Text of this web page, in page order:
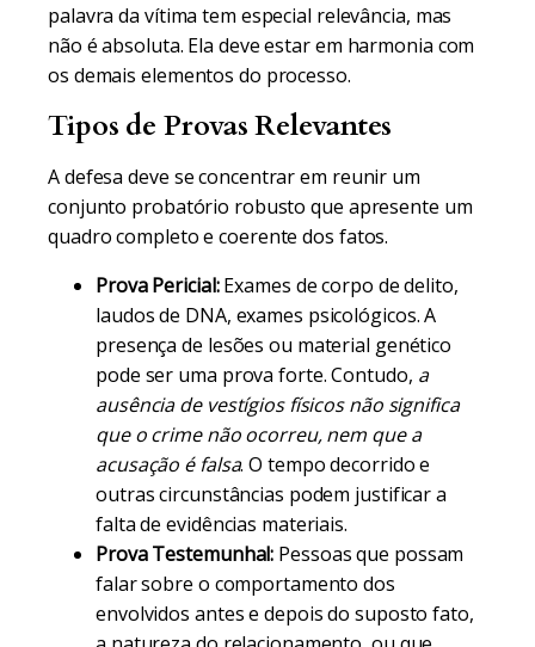
palavra da vítima tem especial relevância, mas
não é absoluta. Ela deve estar em harmonia com
os demais elementos do processo.
Tipos de Provas Relevantes
A defesa deve se concentrar em reunir um
conjunto probatório robusto que apresente um
quadro completo e coerente dos fatos.
Prova Pericial:Exames de corpo de delito,
laudos de DNA, exames psicológicos. A
presença de lesões ou material genético
pode ser uma prova forte. Contudo, a
ausência de vestígios físicos não significa
que o crime não ocorreu, nem que a
acusação é falsa. O tempo decorrido e
outras circunstâncias podem justificar a
falta de evidências materiais.
Prova Testemunhal: Pessoas que possam
falar sobre o comportamento dos
envolvidos antes e depois do suposto fato,